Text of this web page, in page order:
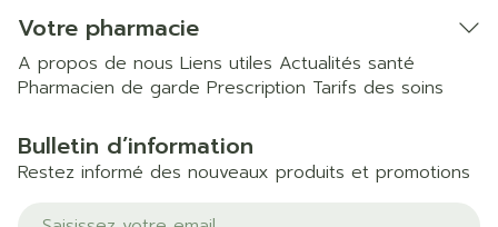
Votre pharmacie
A propos de nous Liens utiles Actualités santé
Pharmacien de garde Prescription Tarifs des soins
Bulletin d’information
Restez informé des nouveaux produits et promotions
Adresse mail